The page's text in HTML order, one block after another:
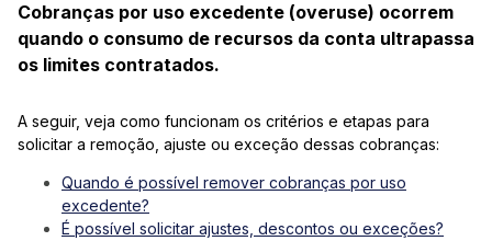
Cobranças por uso excedente (overuse) ocorrem
quando o consumo de recursos da conta ultrapassa
os limites contratados.
A seguir, veja como funcionam os critérios e etapas para
solicitar a remoção, ajuste ou exceção dessas cobranças:
Quando é possível remover cobranças por uso
excedente?
É possível solicitar ajustes, descontos ou exceções?